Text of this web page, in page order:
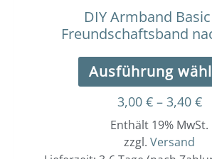
DIY Armband
Freundschaftsband
Ausführung
3,00 € – 3,40 €
Enthält 19% MwSt.
zzgl. Versand